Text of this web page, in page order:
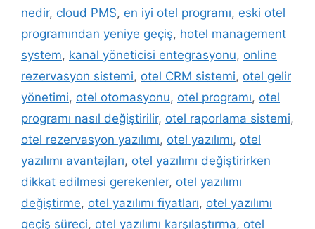
nedir, cloud PMS, en iyi otel programı, eski otel
programından yeniye geçiş, hotel management
system, kanal yöneticisi entegrasyonu, online
rezervasyon sistemi, otel CRM sistemi, otel gelir
yönetimi, otel otomasyonu, otel programı, otel
programı nasıl değiştirilir, otel raporlama sistemi,
otel rezervasyon yazılımı, otel yazılımı, otel
yazılımı avantajları, otel yazılımı değiştirirken
dikkat edilmesi gerekenler, otel yazılımı
değiştirme, otel yazılımı fiyatları, otel yazılımı
geçiş süreci, otel yazılımı karşılaştırma, otel